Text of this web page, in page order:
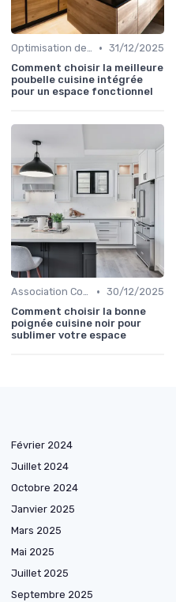
Optimisation de l'Espace • 31/12/2025
Comment choisir la meilleure
poubelle cuisine intégrée
pour un espace fonctionnel
Association Couleurs et Matériaux • 30/12/2025
Comment choisir la bonne
poignée cuisine noir pour
sublimer votre espace
Février 2024
Juillet 2024
Octobre 2024
Janvier 2025
Mars 2025
Mai 2025
Juillet 2025
Septembre 2025